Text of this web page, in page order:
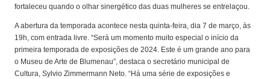
fortaleceu quando o olhar sinergético das duas mulheres se entrelaçou.
A abertura da temporada acontece nesta quinta-feira, dia 7 de março, às
19h, com entrada livre. “Será um momento muito especial o início da
primeira temporada de exposições de 2024. Este é um grande ano para
o Museu de Arte de Blumenau”, destaca o secretário municipal de
Cultura, Sylvio Zimmermann Neto. “Há uma série de exposições e